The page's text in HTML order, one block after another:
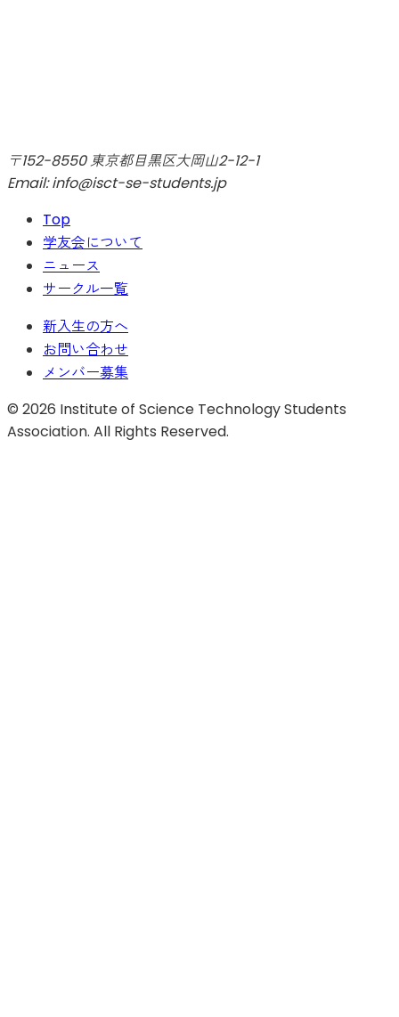
〒152-8550 東京都目黒区大岡山2-12-1
Email: info@isct-se-students.jp
Top
学友会について
ニュース
サークル一覧
新入生の方へ
お問い合わせ
メンバー募集
© 2026 Institute of Science Technology Students
Association. All Rights Reserved.